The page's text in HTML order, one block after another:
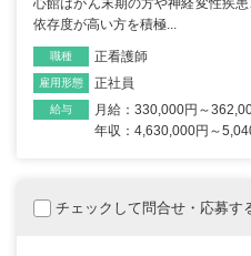
心館はがん末期の方や神経変性疾
依存度が高い方を積極...
職種 正看護師
雇用形態 正社員
給与
月給：330,000円～
年収：4,630,000円～
チェックして問合せ・応募す